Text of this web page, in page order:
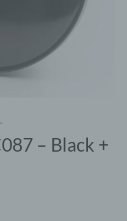
– Black +